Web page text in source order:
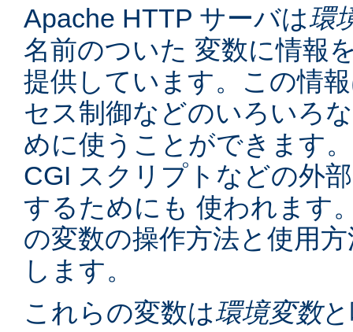
Apache HTTP サーバは環
名前のついた 変数に情報
提供しています。この情
セス制御などのいろいろ
めに使うことができます
CGI スクリプトなどの外
するためにも 使われます
の変数の操作方法と使用
します。
これらの変数は環境変数